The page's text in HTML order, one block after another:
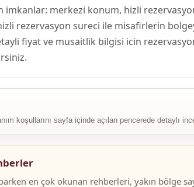
imkanlar: merkezi konum, hizli
rezervasyon sureci ile misafirlerin
fiyat ve musaitlik bilgisi icin
koşullarını sayfa içinde açılan pencerede detaylı
en çok okunan rehberleri, yakın bölge